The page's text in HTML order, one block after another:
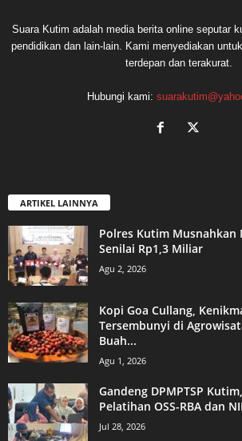
Suara Kutim adalah media berita online seputar
pendidikan dan lain-lain. Kami menyediakan
terdepan dan terakurat.
Hubungi kami:
ARTIKEL LAINNYA
Polres Kutim Musnahkan
Senilai Rp1,3 Miliar
Agu 2, 2026
Kopi Goa Cullang,
Tersembunyi di
Buah...
Agu 1, 2026
Gandeng DPMPTSP
Pelatihan OSS-RBA dan
Jul 28, 2026